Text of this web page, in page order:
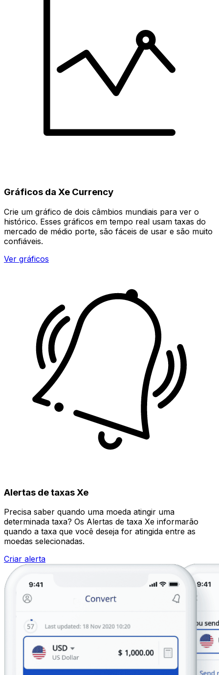
Gráficos da Xe Currency
Crie um gráfico de dois câmbios mundiais para ver o
histórico. Esses gráficos em tempo real usam taxas do
mercado de médio porte, são fáceis de usar e são muito
confiáveis.
Ver gráficos
Alertas de taxas Xe
Precisa saber quando uma moeda atingir uma
determinada taxa? Os Alertas de taxa Xe informarão
quando a taxa que você deseja for atingida entre as
moedas selecionadas.
Criar alerta